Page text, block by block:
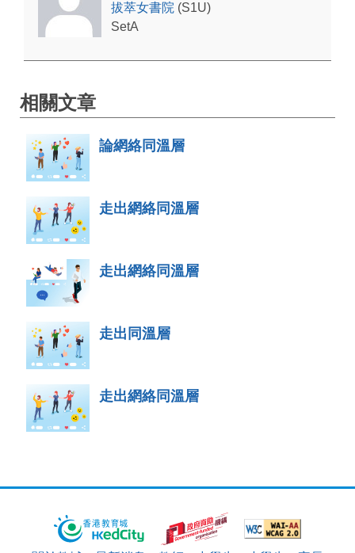
拔萃女書院 (S1U)
SetA
相關文章
論網絡同溫層
走出網絡同溫層
走出網絡同溫層
走出同溫層
走出網絡同溫層